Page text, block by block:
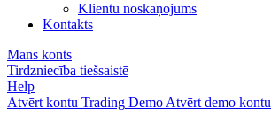
Klientu noskaņojums
Kontakts
Mans konts
Tirdzniecība tiešsaistē
Help
Atvērt kontu Trading Demo Atvērt demo kontu